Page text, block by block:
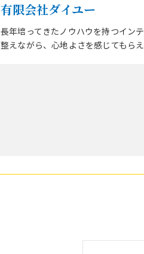
有限会社ダイユー
長年培ってきたノウハウを持つイン
整えながら、心地よさを感じてもら